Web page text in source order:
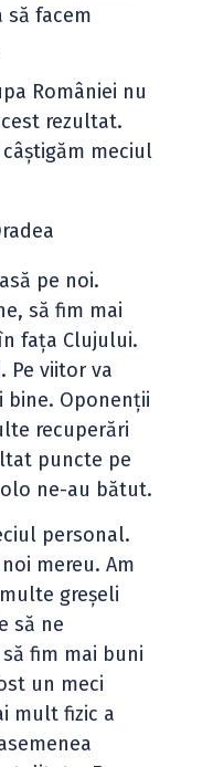
să facem
României nu
rezultat.
meciul
pe noi.
să fim mai
fața Clujului.
Pe viitor va
bine. Oponenții
recuperări
puncte pe
ne-au bătut.
personal.
mereu. Am
greșeli
să ne
fim mai buni
un meci
mult fizic a